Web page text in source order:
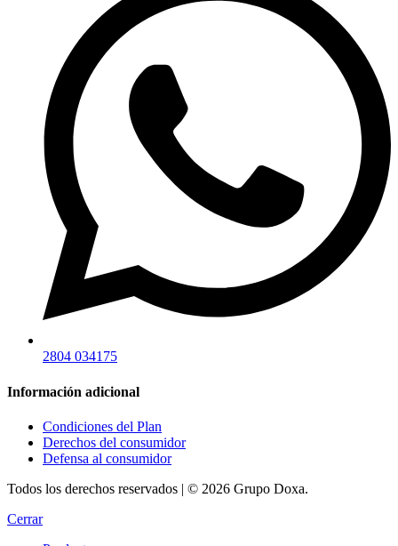
2804 034175
Información adicional
Condiciones del Plan
Derechos del consumidor
Defensa al consumidor
Todos los derechos reservados | © 2026 Grupo Doxa.
Cerrar